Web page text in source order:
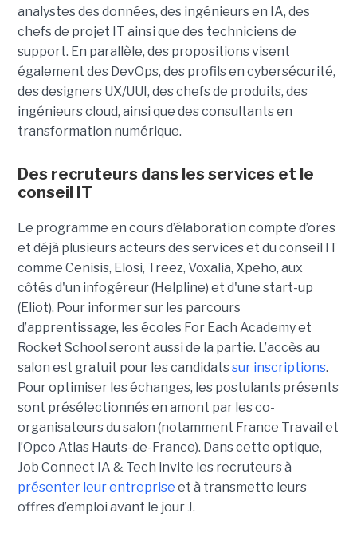
analystes des données, des ingénieurs en IA, des
chefs de projet IT ainsi que des techniciens de
support. En parallèle, des propositions visent
également des DevOps, des profils en cybersécurité,
des designers UX/UUI, des chefs de produits, des
ingénieurs cloud, ainsi que des consultants en
transformation numérique.
Des recruteurs dans les services et le
conseil IT
Le programme en cours d’élaboration compte d’ores
et déjà plusieurs acteurs des services et du conseil IT
comme Cenisis, Elosi, Treez, Voxalia, Xpeho, aux
côtés d'un infogéreur (Helpline) et d'une start-up
(Eliot). Pour informer sur les parcours
d’apprentissage, les écoles For Each Academy et
Rocket School seront aussi de la partie. L’accès au
salon est gratuit pour les candidatssur inscriptions.
Pour optimiser les échanges, les postulants présents
sont présélectionnés en amont par les co-
organisateurs du salon (notamment France Travail et
l’Opco Atlas Hauts-de-France). Dans cette optique,
Job Connect IA & Tech invite les recruteurs à
présenter leur entreprise et à transmette leurs
offres d’emploi avant le jour J.